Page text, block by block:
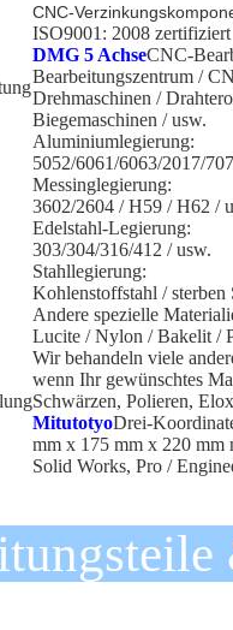
CNC-
ISO9001: 2008 zertifiziert
DMG 5 AchseCNC-
Bearbeitungszentrum /
Drehmaschinen /
Biegemaschinen / usw.
Aluminiumlegierung:
5052/6061/6063/2017/
Messinglegierung:
3602/2604 / H59 / H62 /
Edelstahl-Legierung:
303/304/316/412 / usw.
Stahllegierung:
Kohlenstoffstahl / sterben
Andere spezielle
Lucite / Nylon / Bakelit /
Wir behandeln viele
wenn Ihr gewünschtes
Schwärzen, Polieren,
MitutotyoDrei-
mm x 175 mm x 220 mm
Solid Works, Pro /